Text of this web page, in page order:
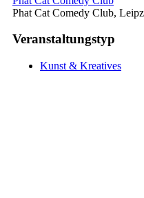
Phat Cat Comedy Club,
Veranstaltungstyp
Kunst & Kreatives